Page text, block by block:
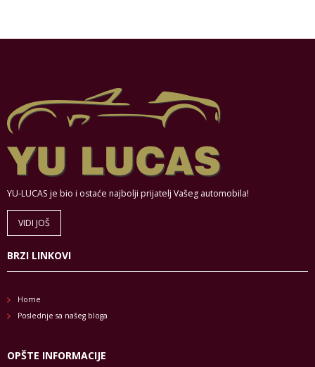
YU-LUCAS je bio i ostaće najbolji prijatelj Vašeg automobila!
VIDI JOŠ
BRZI LINKOVI
Home
Poslednje sa našeg bloga
OPŠTE INFORMACIJE